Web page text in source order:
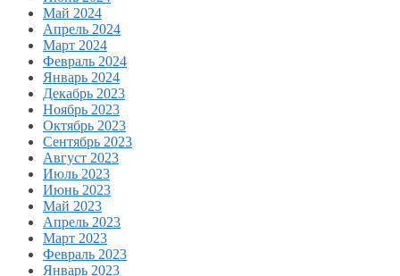
Май 2024
Апрель 2024
Март 2024
Февраль 2024
Январь 2024
Декабрь 2023
Ноябрь 2023
Октябрь 2023
Сентябрь 2023
Август 2023
Июль 2023
Июнь 2023
Май 2023
Апрель 2023
Март 2023
Февраль 2023
Январь 2023